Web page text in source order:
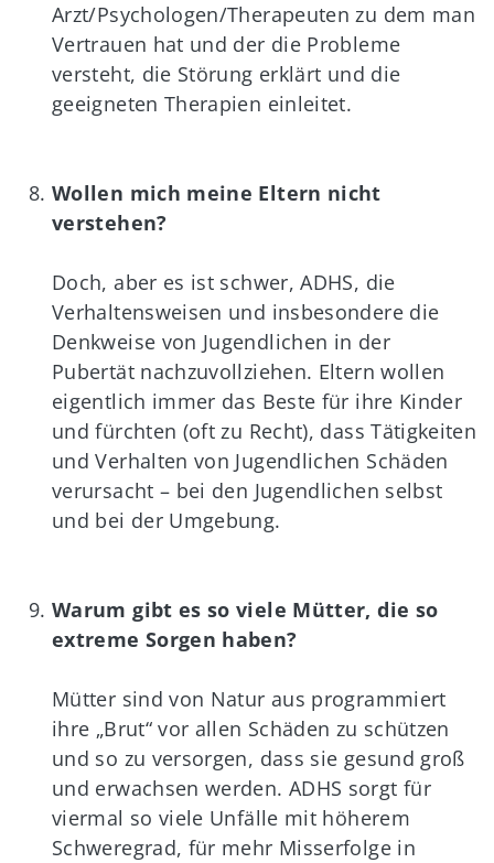
Arzt/Psychologen/Therapeuten zu dem man
Vertrauen hat und der die Probleme
versteht, die Störung erklärt und die
geeigneten Therapien einleitet.
Wollen mich meine Eltern nicht
verstehen?
Doch, aber es ist schwer, ADHS, die
Verhaltensweisen und insbesondere die
Denkweise von Jugendlichen in der
Pubertät nachzuvollziehen. Eltern wollen
eigentlich immer das Beste für ihre Kinder
und fürchten (oft zu Recht), dass Tätigkeiten
und Verhalten von Jugendlichen Schäden
verursacht – bei den Jugendlichen selbst
und bei der Umgebung.
Warum gibt es so viele Mütter, die so
extreme Sorgen haben?
Mütter sind von Natur aus programmiert
ihre „Brut“ vor allen Schäden zu schützen
und so zu versorgen, dass sie gesund groß
und erwachsen werden. ADHS sorgt für
viermal so viele Unfälle mit höherem
Schweregrad, für mehr Misserfolge in